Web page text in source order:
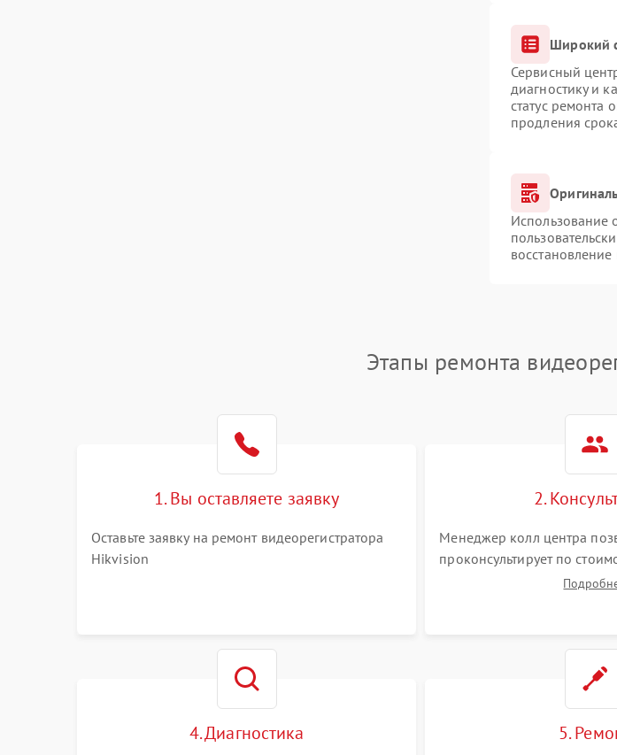
Широкий
Сервисный
диагностику и
статус ремонта
продления
Использование
Этапы ремонта
1. Вы оставляете заявку
Оставьте заявку на ремонт видеорегистратора
Hikvision
2.
Менеджер колл центра
проконсультирует по
видеорегистратора а
4. Диагностика 5.